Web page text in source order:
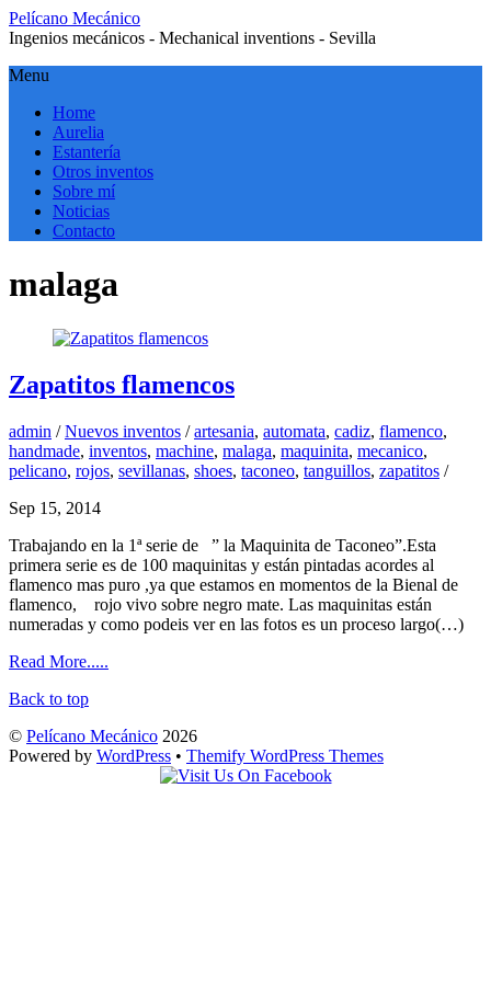
Pelícano Mecánico
Ingenios mecánicos - Mechanical inventions - Sevilla
Menu
Home
Aurelia
Estantería
Otros inventos
Sobre mí
Noticias
Contacto
malaga
Zapatitos flamencos
admin / Nuevos inventos / artesania, automata, cadiz, flamenco,
handmade, inventos, machine, malaga, maquinita, mecanico,
pelicano, rojos, sevillanas, shoes, taconeo, tanguillos, zapatitos /
Sep 15, 2014
Trabajando en la 1ª serie de ” la Maquinita de Taconeo”.Esta
primera serie es de 100 maquinitas y están pintadas acordes al
flamenco mas puro ,ya que estamos en momentos de la Bienal de
flamenco, rojo vivo sobre negro mate. Las maquinitas están
numeradas y como podeis ver en las fotos es un proceso largo(…)
Read More.....
Back to top
© Pelícano Mecánico 2026
Powered by WordPress • Themify WordPress Themes